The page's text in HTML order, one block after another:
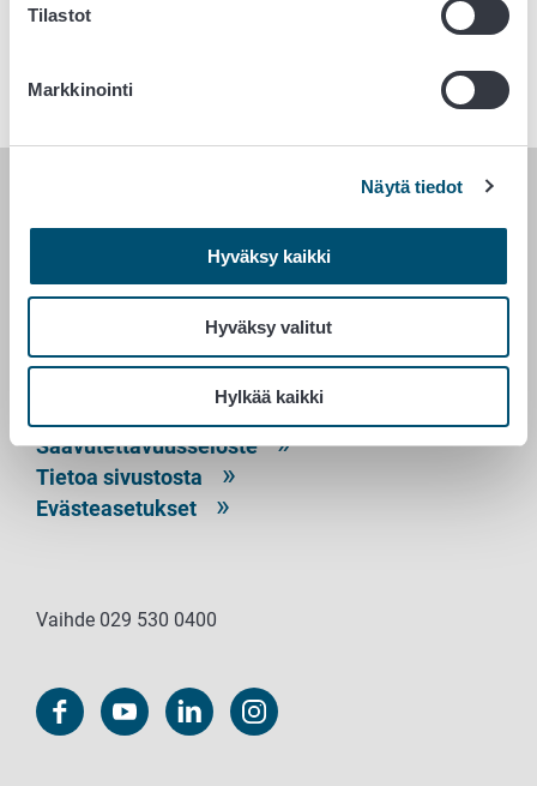
Tilastot
Markkinointi
Näytä tiedot
Hyväksy kaikki
Hyväksy valitut
Hylkää kaikki
Avainsanat
Tietoa meistä
00027 RUOKAVIRASTO
Yhteystiedot
Saavutettavuusseloste
Tietoa sivustosta
Evästeasetukset
Vaihde 029 530 0400